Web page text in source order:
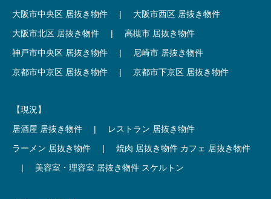
大阪市中央区 居抜き物件
|
大阪市西区 居抜き物件
大阪市北区 居抜き物件
|
高槻市 居抜き物件
神戸市中央区 居抜き物件
|
尼崎市 居抜き物件
京都市中京区 居抜き物件
| 京都市下京区 居抜き物件
【現況】
居酒屋 居抜き物件
|
レストラン 居抜き物件
ラーメン 居抜き物件
| 焼肉 居抜き物件 カフェ 居抜き物件
|
美容室・理容室 居抜き物件 スケルトン